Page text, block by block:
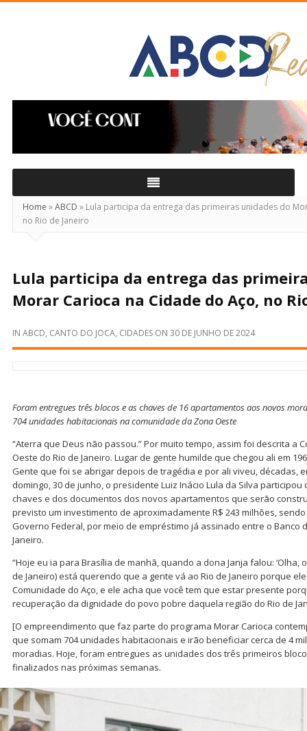
Home »ABCD » Lula participa da entrega das primeiras unidades do
no Rio de Janeiro
Lula participa da entrega das
Morar Carioca na Cidade do Aço, no
IN ABCD, CANTO DO JOCA, CIDADES ON 30 DE JUNHO DE 2024
Foram entregues três blocos e as chaves de 16 apartamentos aos novos
704 unidades habitacionais na comunidade da Zona Oeste
“Aterra que Deus não passou.” Por muito tempo, assim foi descrita a
Oeste do Rio de Janeiro. Lugar de gente humilde que chegou ali em
Gente que foi se abrigar depois de tragédia e por ali viveu, décadas,
domingo, 30 de junho, o presidente Luiz Inácio Lula da Silva
chaves e dos documentos dos novos apartamentos que serão
previsto um investimento de aproximadamente R$ 243 milhões,
Governo Federal, por meio de empréstimo já assinado entre o Banco
Janeiro.
“Hoje eu ia para Brasília de manhã, quando a dona Janja falou: ‘Olha,
de Janeiro) está querendo que a gente vá ao Rio de Janeiro porque
Comunidade do Aço, e ele acha que você tem que estar presente
recuperação da dignidade do povo pobre daquela região do Rio de
[O empreendimento que faz parte do programa Morar Carioca
que somam 704 unidades habitacionais e irão beneficiar cerca de 4
moradias. Hoje, foram entregues as unidades dos três primeiros
finalizados nas próximas semanas.